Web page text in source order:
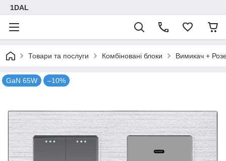
1DAL
Товари та послуги Комбіновані блоки Вимикач +
GaN 65W –10%